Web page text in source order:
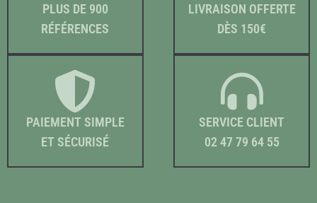
PLUS DE 900
RÉFÉRENCES
LIVRAISON OFFERTE
DÈS 150€
PAIEMENT SIMPLE
ET SÉCURISÉ
SERVICE CLIENT
02 47 79 64 55